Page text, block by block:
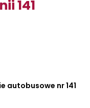
141
autobusowe nr 141